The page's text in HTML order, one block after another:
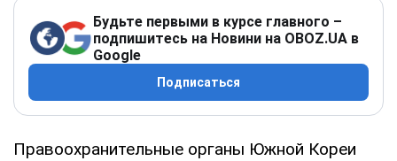
Будьте первыми в курсе главного –
подпишитесь на Новини на OBOZ.UA в
Google
Подписаться
Правоохранительные органы Южной Кореи